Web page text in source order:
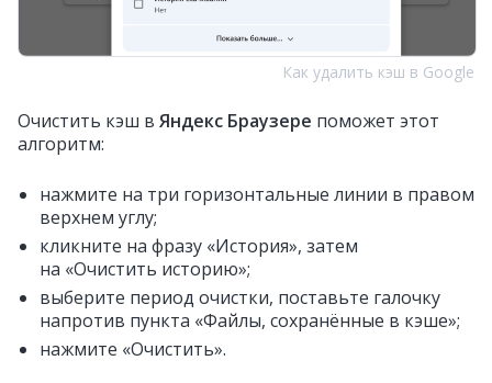
Как удалить кэш в Google
Очистить кэш в Яндекс Браузере поможет этот
алгоритм:
нажмите на три горизонтальные линии в правом
верхнем углу;
кликните на фразу «История», затем
на «Очистить историю»;
выберите период очистки, поставьте галочку
напротив пункта «Файлы, сохранённые в кэше»;
нажмите «Очистить».